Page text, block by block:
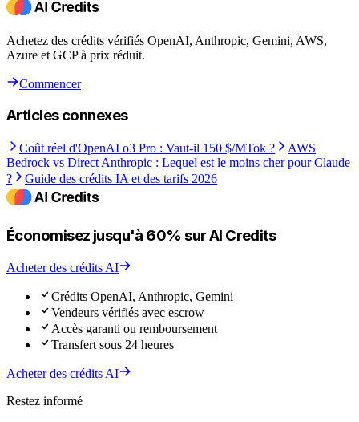
Achetez des crédits vérifiés OpenAI, Anthropic, Gemini, AWS,
Azure et GCP à prix réduit.
Commencer
Articles connexes
Coût réel d'OpenAI o3 Pro : Vaut-il 150 $/MTok ?
AWS
Bedrock vs Direct Anthropic : Lequel est le moins cher pour Claude
?
Guide des crédits IA et des tarifs 2026
Économisez jusqu'à 60% sur AI Credits
Acheter des crédits AI
Crédits OpenAI, Anthropic, Gemini
Vendeurs vérifiés avec escrow
Accès garanti ou remboursement
Transfert sous 24 heures
Acheter des crédits AI
Restez informé